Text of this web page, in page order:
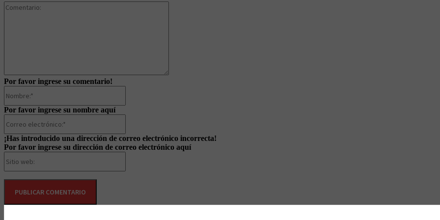
Por favor ingrese su comentario!
Por favor ingrese su nombre aquí
¡Has introducido una dirección de correo electrónico incorrecta!
Por favor ingrese su dirección de correo electrónico aquí